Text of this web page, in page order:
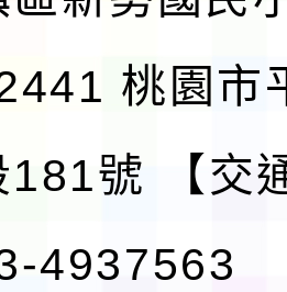
桃園市
181號
【交
4937563